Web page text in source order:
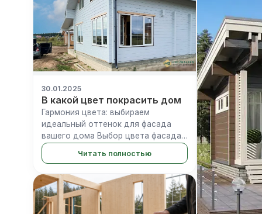
30.01.2025
В какой цвет покрасить дом
Гармония цвета: выбираем
идеальный оттенок для фасада
вашего дома Выбор цвета фасада
— это не простое решение, а
ключевой момент, определяющий
атмосферу вашего дома, а
также&#8230;
Читать полностью